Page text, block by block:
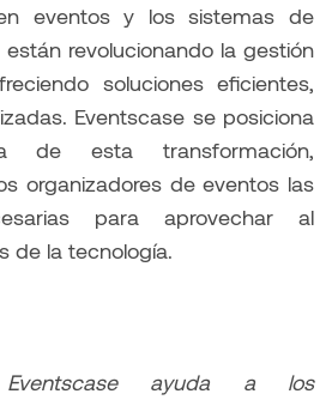
eventos y los sistemas de
revolucionando la gestión
soluciones eficientes,
Eventscase se posiciona
de esta transformación,
organizadores de eventos las
para aprovechar al
de la tecnología.
ayuda a los